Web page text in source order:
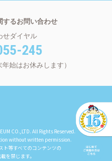
するお問い合わせ
せダイヤル
245
始はお休みします）
CO.,LTD. All Rights Reserved.
without written permission.
ト等すべてのコンテンツの
を禁じます。